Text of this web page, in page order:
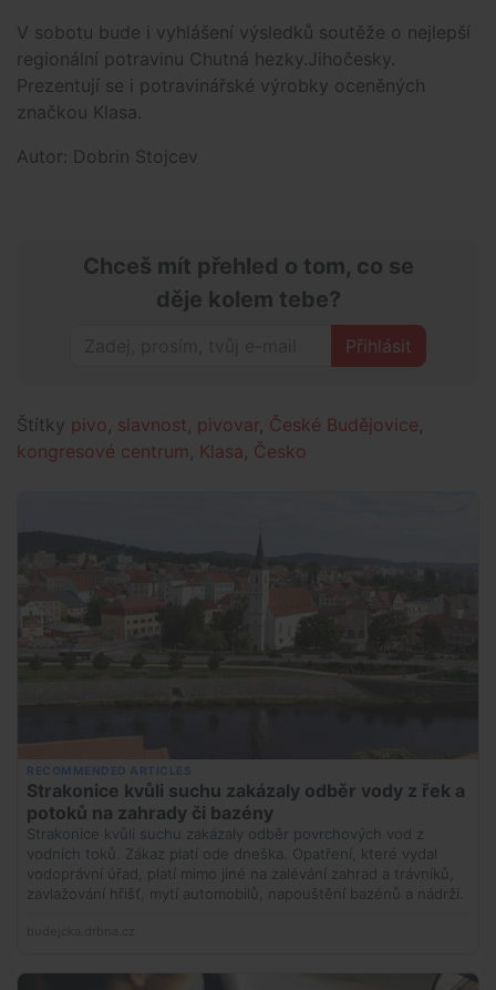
V sobotu bude i vyhlášení výsledků soutěže o nejlepší
regionální potravinu Chutná hezky.Jihočesky.
Prezentují se i potravinářské výrobky oceněných
značkou Klasa.
Autor: Dobrin Stojcev
Chceš mít přehled o tom, co se
děje kolem tebe?
Přihlásit
Štítky pivo slavnost pivovar České Budějovice
kongresové centrum
Klasa Česko